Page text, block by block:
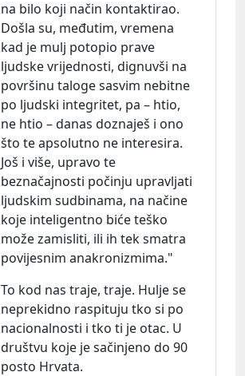
na bilo koji način kontaktirao.
Došla su, međutim, vremena
kad je mulj potopio prave
ljudske vrijednosti, dignuvši na
površinu taloge sasvim nebitne
po ljudski integritet, pa – htio,
ne htio – danas doznaješ i ono
što te apsolutno ne interesira.
Još i više, upravo te
beznačajnosti počinju upravljati
ljudskim sudbinama, na načine
koje inteligentno biće teško
može zamisliti, ili ih tek smatra
povijesnim anakronizmima."
To kod nas traje, traje. Hulje se
neprekidno raspituju tko si po
nacionalnosti i tko ti je otac. U
društvu koje je sačinjeno do 90
posto Hrvata.